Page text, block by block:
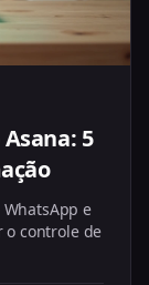
5
e
o controle de